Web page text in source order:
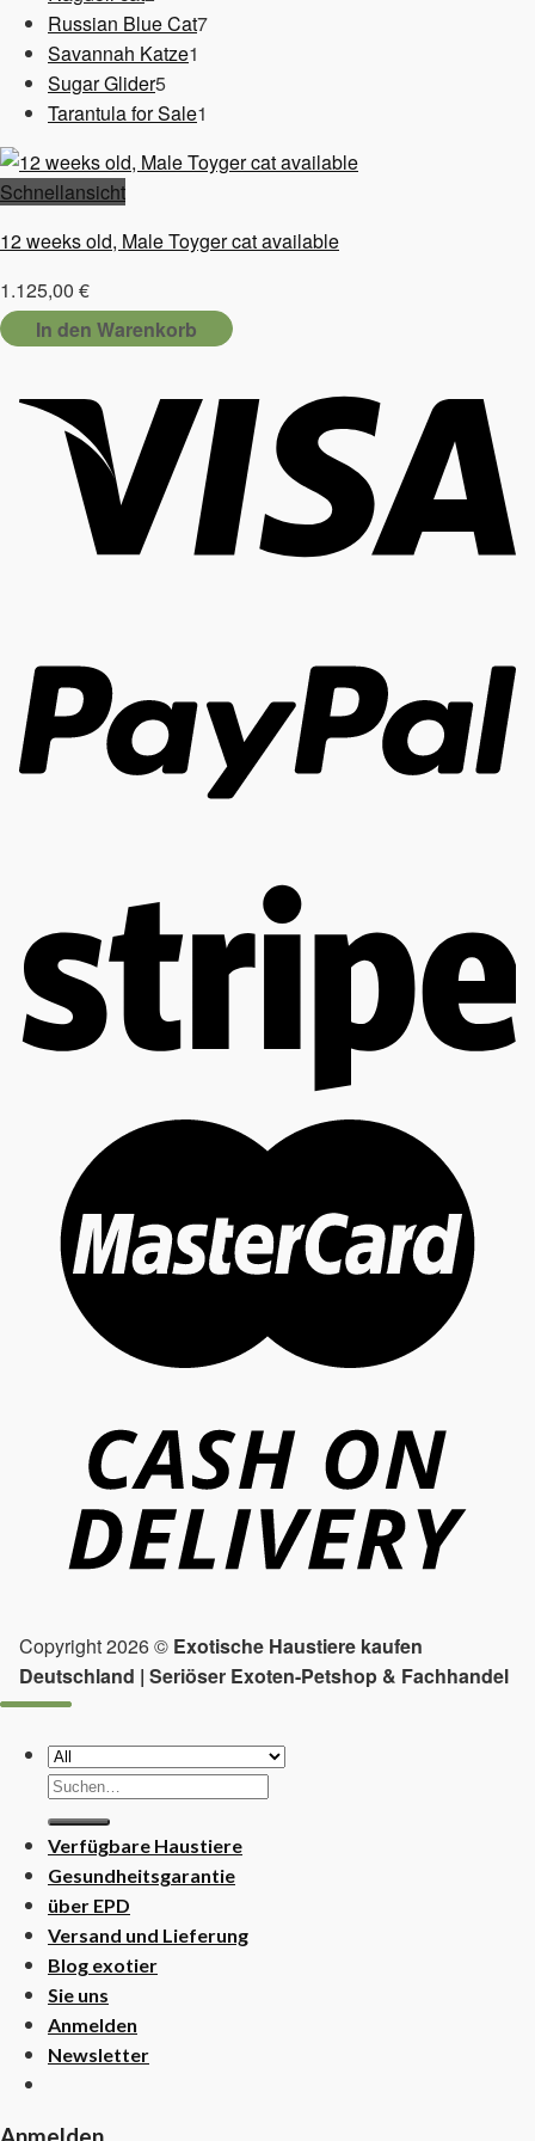
Produkte
Russian Blue Cat77
Savannah Katze1
Sugar Glider55
Produkte
Tarantula for Sale1
Schnellansicht
12 weeks old, Male Toyger cat available
1.125,00 €
In den Warenkorb
Copyright 2026 © Exotische Haustiere kaufen
Deutschland | Seriöser Exoten-Petshop & Fachhandel
Suchen
nach:
Verfügbare Haustiere
Gesundheitsgarantie
über EPD
Versand und Lieferung
Blog exotier
Sie uns
Anmelden
Newsletter